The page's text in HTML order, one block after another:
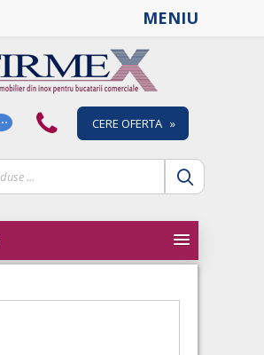
MENIU
CERE OFERTA »